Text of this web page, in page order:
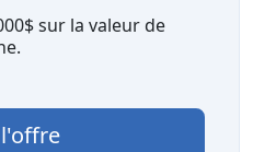
sur la valeur de